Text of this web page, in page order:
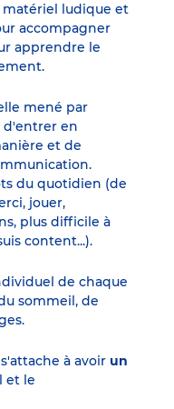
ludique et
accompagner
apprendre le
mené par
d'entrer en
et de
du quotidien (de
jouer,
plus difficile à
content...).
de chaque
sommeil, de
à avoir un
et le